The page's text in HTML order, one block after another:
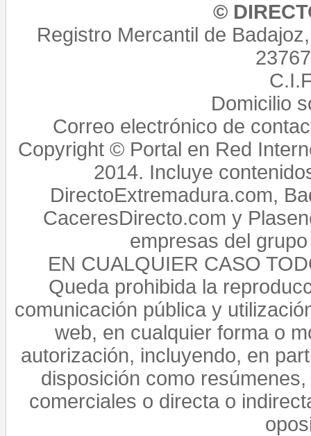
©
Registro Mercantil de
Domicilio
Correo electrónico de
Copyright © Portal en Red
2014. Incluye
DirectoExtremadura.com,
CaceresDirecto.com y
empresas del
EN CUALQUIER CASO
Queda prohibida la
comunicación pública y
web, en cualquier forma o
autorización, incluyendo, en
disposición como
comerciales o directa o